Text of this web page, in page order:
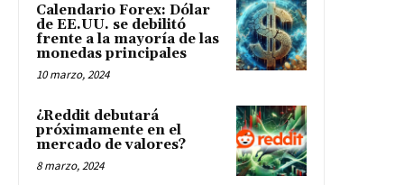
Calendario Forex: Dólar
de EE.UU. se debilitó
frente a la mayoría de las
monedas principales
10 marzo, 2024
¿Reddit debutará
próximamente en el
mercado de valores?
8 marzo, 2024